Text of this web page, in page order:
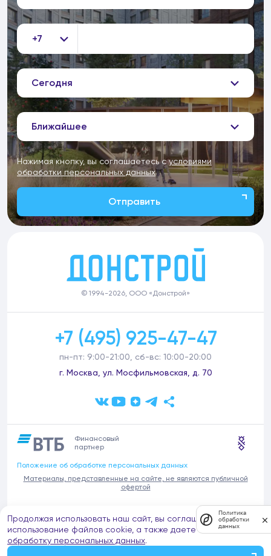
+7
Сегодня
Ближайшее
Нажимая кнопку, вы соглашаетесь сусловиями
обработки персональных данных
Отправить
© 1994-2026, ООО «Донстрой»
+7 (495) 925-47-47
пн-пт: 9:00-21:00, сб-вс: 10:00-20:00
г. Москва, ул. Мосфильмовская, д. 70
Финансовый
партнер
Положение об обработке персональных данных
Материалы, представленные на сайте, не являются публичной
офертой
В связи с участившимися случаями предложений частных услуг от
имени компании Донстрой (проведения ремонтов, продажи
отделочных материалов и т.п.), обращаем внимание на то, что
компания Донстрой не оказывает таких услуг, не имеет
представительств такого профиля и не обращается к частным
Продолжая использовать наш сайт, вы соглашаетесь на
использование файлов cookie, а также даете согласие на
обработку персональных данных.
Политика
обработки
данных